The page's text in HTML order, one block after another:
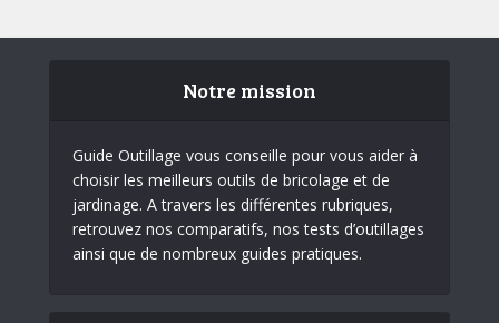
Notre mission
Guide Outillage vous conseille pour vous aider à
choisir les meilleurs outils de bricolage et de
jardinage. A travers les différentes rubriques,
retrouvez nos comparatifs, nos tests d’outillages
ainsi que de nombreux guides pratiques.